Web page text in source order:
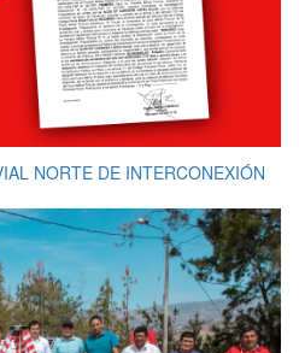
NORTE DE INTERCONEXIÓN